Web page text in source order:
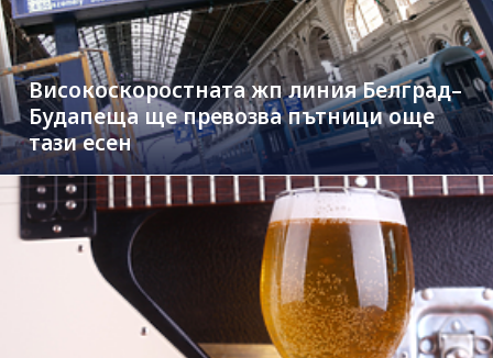
Високоскоростната жп линия Белград–
Будапеща ще превозва пътници още
тази есен